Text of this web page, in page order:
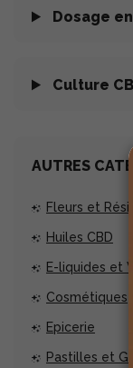
Dosage
Culture
AUTRES
Fleurs et
Huiles CBD
E-liquides et
Cosmétiques
Epicerie
Pastilles et